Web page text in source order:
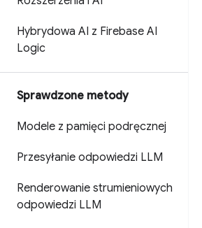
Hybrydowa AI z Firebase AI
Logic
Sprawdzone metody
Modele z pamięci podręcznej
Przesyłanie odpowiedzi LLM
Renderowanie strumieniowych
odpowiedzi LLM